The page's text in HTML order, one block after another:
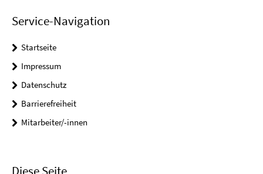
Service-Navigation
Startseite
Impressum
Datenschutz
Barrierefreiheit
Mitarbeiter/-innen
Diese Seite